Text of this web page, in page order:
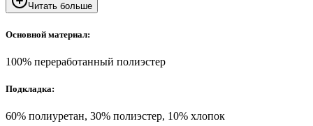
Читать больше
Основной материал:
100% переработанный полиэстер
Подкладка:
60% полиуретан, 30% полиэстер, 10% хлопок